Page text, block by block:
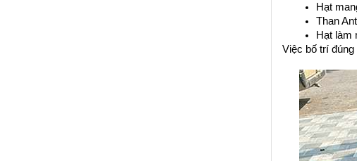
Hạt
Than
Hạt làm
Việc bố trí